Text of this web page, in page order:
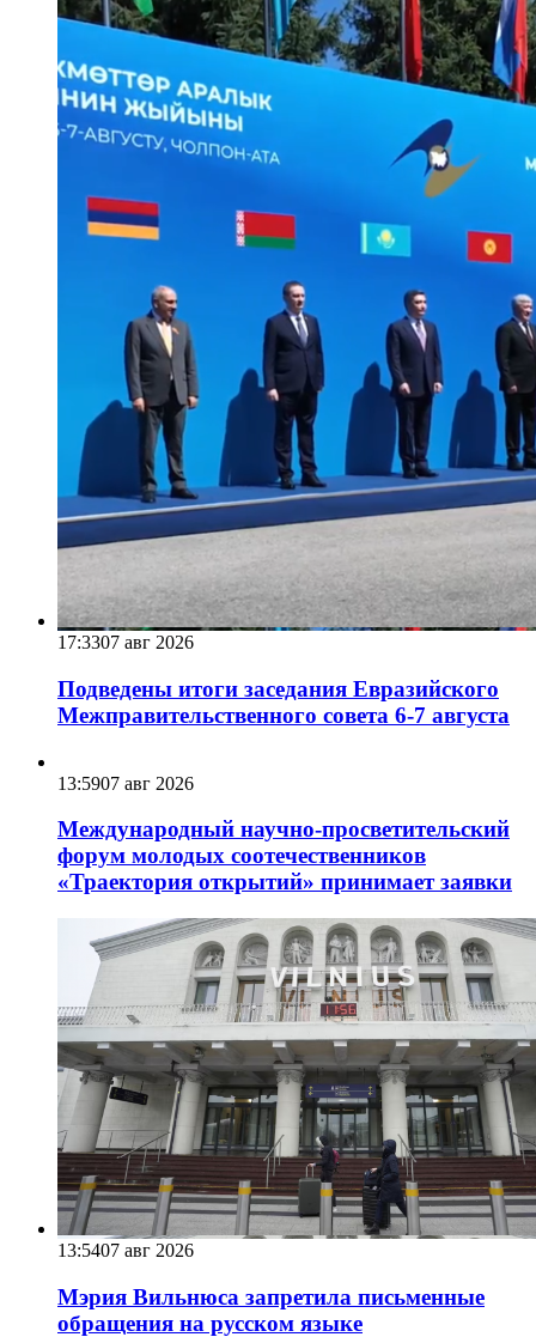
17:3307 авг 2026
Подведены итоги заседания Евразийского
Межправительственного совета 6-7 августа
13:5907 авг 2026
Международный научно-просветительский
форум молодых соотечественников
«Траектория открытий» принимает заявки
13:5407 авг 2026
Мэрия Вильнюса запретила письменные
обращения на русском языке